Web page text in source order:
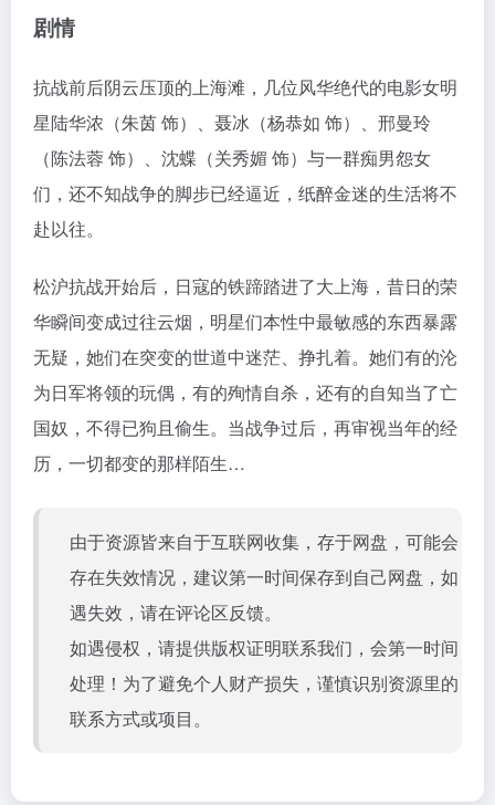
剧情
抗战前后阴云压顶的上海滩，几位风华绝代的电影女明
星陆华浓（朱茵 饰）、聂冰（杨恭如 饰）、邢曼玲
（陈法蓉 饰）、沈蝶（关秀媚 饰）与一群痴男怨女
们，还不知战争的脚步已经逼近，纸醉金迷的生活将不
赴以往。
松沪抗战开始后，日寇的铁蹄踏进了大上海，昔日的荣
华瞬间变成过往云烟，明星们本性中最敏感的东西暴露
无疑，她们在突变的世道中迷茫、挣扎着。她们有的沦
为日军将领的玩偶，有的殉情自杀，还有的自知当了亡
国奴，不得已狗且偷生。当战争过后，再审视当年的经
历，一切都变的那样陌生…
由于资源皆来自于互联网收集，存于网盘，可能会
存在失效情况，建议第一时间保存到自己网盘，如
遇失效，请在评论区反馈。
如遇侵权，请提供版权证明联系我们，会第一时间
处理！为了避免个人财产损失，谨慎识别资源里的
联系方式或项目。